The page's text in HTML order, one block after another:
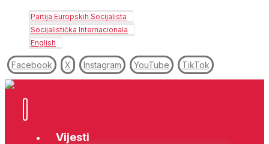
Partija Europskih Socijalista
Socijalistička Internacionala
English
Facebook X Instagram YouTube TikTok
Vijesti